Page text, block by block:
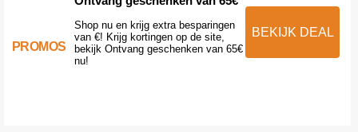
PROMOS
Shop nu en krijg extra besparingen
van €! Krijg kortingen op de site,
bekijk Ontvang geschenken van 65€
nu!
BEKIJK DEAL